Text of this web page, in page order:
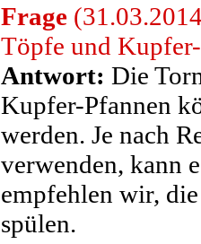
Frage
Töpfe und
Antwort: Die
Kupfer-Pfannen
werden. Je nach
verwenden, kann
empfehlen wir,
spülen.